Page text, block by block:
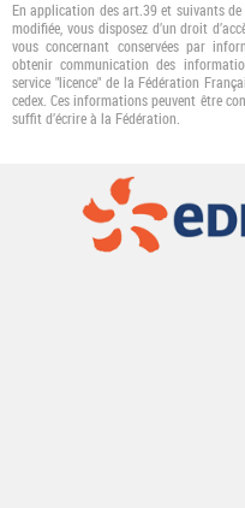
En application des art.39 et suivants
modifiée, vous disposez d’un droit
vous concernant conservées par
obtenir communication des
service "licence" de la Fédération
cedex. Ces informations peuvent être
suﬃt d’écrire à la Fédération.